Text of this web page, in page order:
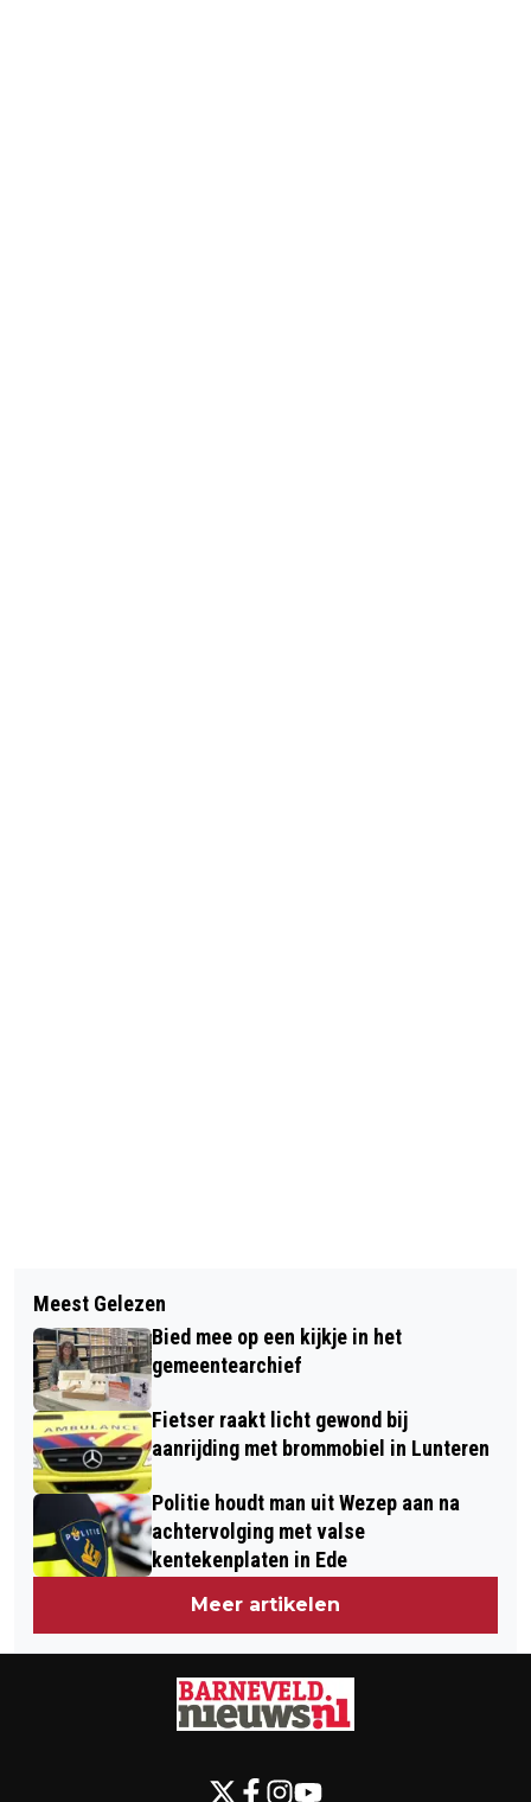
VANDAAG WORDT DUIDELIJK OF DE
A30 DICHTGAAT VOOR GROOT
ONDERHOUD AAN DE WEG DOOR
RIJKSWATERSTAAT
VEEL BRANDWEER INZET VOOR
SCHOORSTEENBRAND BIJ WONING
MET RIETEN KAP IN VOORTHUIZEN
Meest Gelezen
Bied mee op een kijkje in het
gemeentearchief
Fietser raakt licht gewond bij
aanrijding met brommobiel in Lunteren
Politie houdt man uit Wezep aan na
achtervolging met valse
kentekenplaten in Ede
Meer artikelen